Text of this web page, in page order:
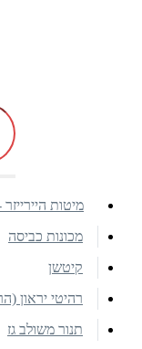
מיטות
מכונות כביסה
קיטשן
רהיטי יראון
תנור משולב גז